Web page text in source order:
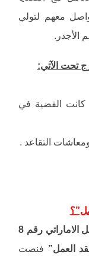
معهم لتولي
الأجدر.
تحت الآتي:
كانت القضية في
المادة الاولى من قانون العمل الاماراتي رقم 8
فنصت